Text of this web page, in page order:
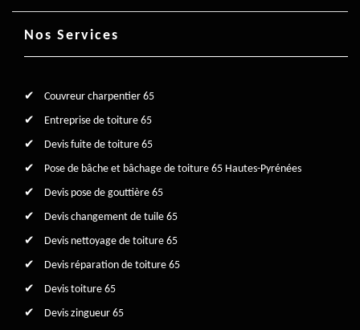
Nos Services
Couvreur charpentier 65
Entreprise de toiture 65
Devis fuite de toiture 65
Pose de bâche et bâchage de toiture 65 Hautes-Pyrénées
Devis pose de gouttière 65
Devis changement de tuile 65
Devis nettoyage de toiture 65
Devis réparation de toiture 65
Devis toiture 65
Devis zingueur 65